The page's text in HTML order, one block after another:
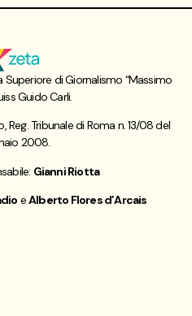
di Giornalismo “Massimo
Guido Carli.
Tribunale di Roma n. 13/08 del
2008.
Gianni Riotta
eAlberto Flores d’Arcais